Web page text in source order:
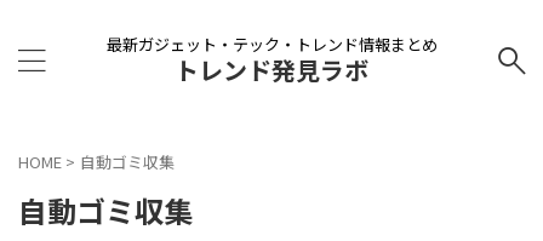
最新ガジェット・テック・トレンド情報まとめ
トレンド発見ラボ
HOME > 自動ゴミ収集
自動ゴミ収集